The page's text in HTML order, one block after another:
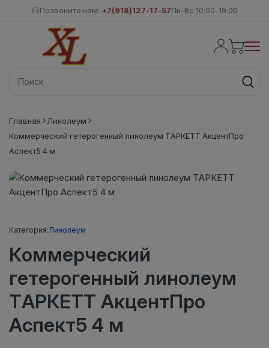
Позвоните нам: +7(918)127-17-57Пн-Вс 10:00-19:00
Главная
Линолеум
Коммерческий гетерогенный линолеум ТАРКЕТТ АкцентПро
Аспект5 4 м
Категория:Линолеум
Коммерческий
гетерогенный линолеум
ТАРКЕТТ АкцентПро
Аспект5 4 м